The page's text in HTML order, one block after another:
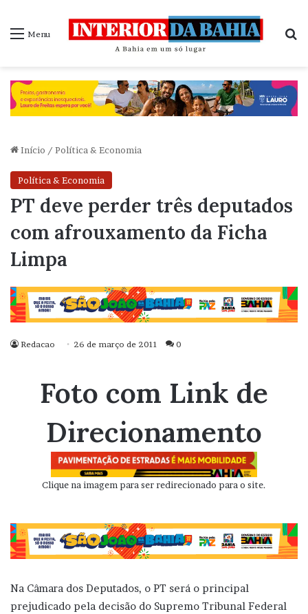
Menu
Início / Política & Economia
Política & Economia
PT deve perder três deputados
com afrouxamento da Ficha
Limpa
Redacao 26 de março de 2011 0
Foto com Link de
Direcionamento
Clique na imagem para ser redirecionado para o site.
Na Câmara dos Deputados, o PT será o principal
prejudicado pela decisão do Supremo Tribunal Federal